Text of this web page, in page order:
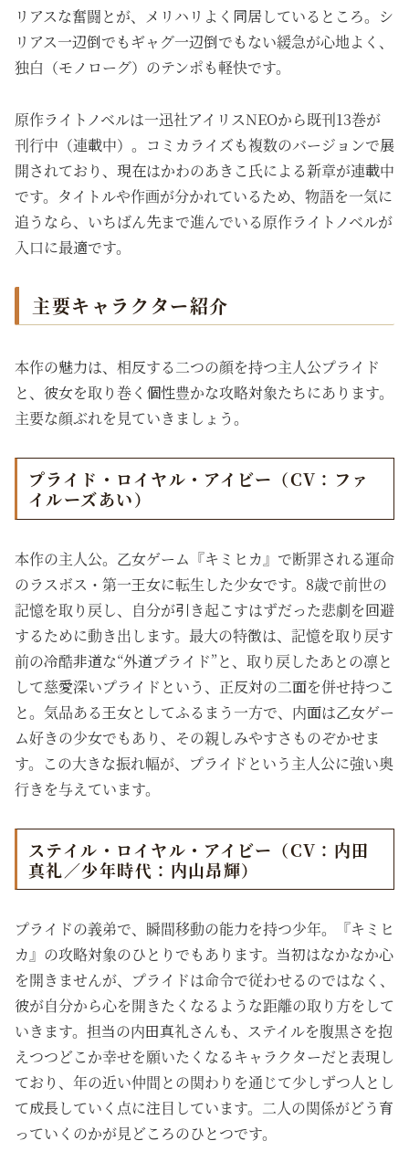
リアスな奮闘とが、メリハリよく同居しているところ。シ
リアス一辺倒でもギャグ一辺倒でもない緩急が心地よく、
独白（モノローグ）のテンポも軽快です。
原作ライトノベルは一迅社アイリスNEOから既刊13巻が
刊行中（連載中）。コミカライズも複数のバージョンで展
開されており、現在はかわのあきこ氏による新章が連載中
です。タイトルや作画が分かれているため、物語を一気に
追うなら、いちばん先まで進んでいる原作ライトノベルが
入口に最適です。
主要キャラクター紹介
本作の魅力は、相反する二つの顔を持つ主人公プライド
と、彼女を取り巻く個性豊かな攻略対象たちにあります。
主要な顔ぶれを見ていきましょう。
プライド・ロイヤル・アイビー（CV：ファ
イルーズあい）
本作の主人公。乙女ゲーム『キミヒカ』で断罪される運命
のラスボス・第一王女に転生した少女です。8歳で前世の
記憶を取り戻し、自分が引き起こすはずだった悲劇を回避
するために動き出します。最大の特徴は、記憶を取り戻す
前の冷酷非道な“外道プライド”と、取り戻したあとの凛と
して慈愛深いプライドという、正反対の二面を併せ持つこ
と。気品ある王女としてふるまう一方で、内面は乙女ゲー
ム好きの少女でもあり、その親しみやすさものぞかせま
す。この大きな振れ幅が、プライドという主人公に強い奥
行きを与えています。
ステイル・ロイヤル・アイビー（CV：内田
真礼／少年時代：内山昂輝）
プライドの義弟で、瞬間移動の能力を持つ少年。『キミヒ
カ』の攻略対象のひとりでもあります。当初はなかなか心
を開きませんが、プライドは命令で従わせるのではなく、
彼が自分から心を開きたくなるような距離の取り方をして
いきます。担当の内田真礼さんも、ステイルを腹黒さを抱
えつつどこか幸せを願いたくなるキャラクターだと表現し
ており、年の近い仲間との関わりを通じて少しずつ人とし
て成長していく点に注目しています。二人の関係がどう育
っていくのかが見どころのひとつです。